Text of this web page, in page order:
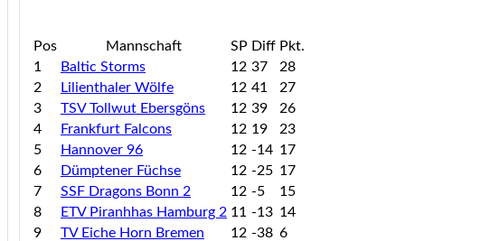
Pos Mannschaft SP Diff Pkt.
1
Baltic Storms 12 37
28
2
Lilienthaler Wölfe 12 41
27
3
TSV Tollwut Ebersgöns 12 39
26
4
Frankfurt Falcons 12 19
23
5
Hannover 96 12 -14 17
6
Dümptener Füchse 12 -25 17
7
SSF Dragons Bonn 2 12 -5
15
8
ETV Piranhhas Hamburg 2 11 -13 14
9
TV Eiche Horn Bremen 12 -38 6